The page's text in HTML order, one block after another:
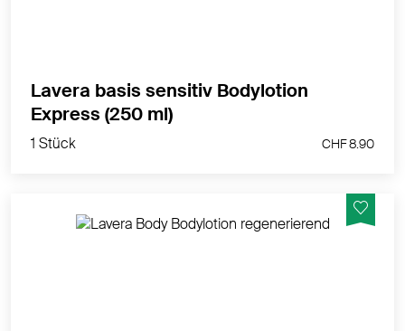
1 Stück
Lavera basis sensitiv Bodylotion
Express (250 ml)
1 Stück CHF 8.90